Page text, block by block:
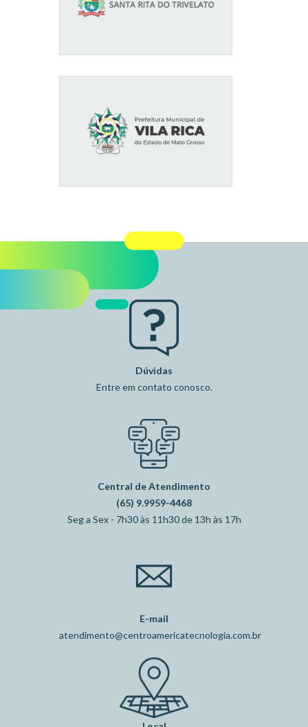
Dúvidas
Entre em contato conosco.
Central de Atendimento
(65) 9.9959-4468
Seg a Sex - 7h30 às 11h30 de 13h às 17h
E-mail
atendimento@centroamericatecnologia.com.br